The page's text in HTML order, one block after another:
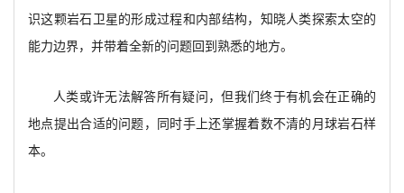
识这颗岩石卫星的形成过程和内部结构，知晓人类探索太空的
能力边界，并带着全新的问题回到熟悉的地方。
人类或许无法解答所有疑问，但我们终于有机会在正确的
地点提出合适的问题，同时手上还掌握着数不清的月球岩石样
本。